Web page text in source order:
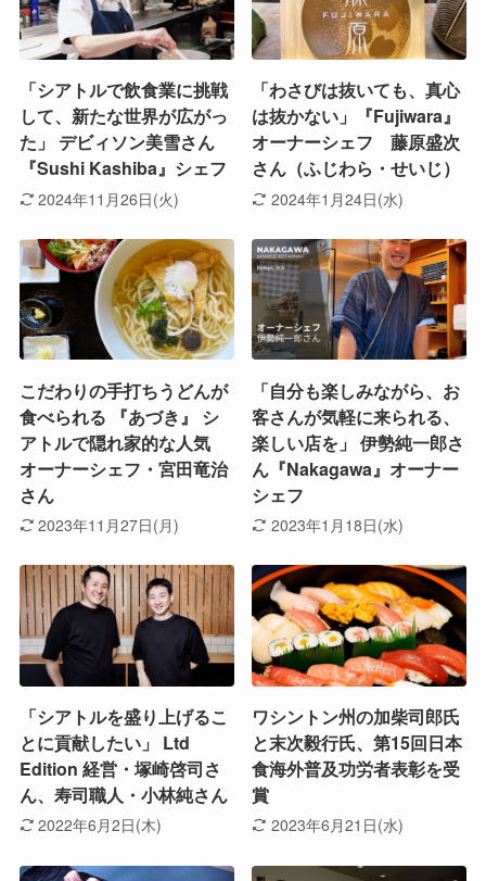
「シアトルで飲食業に挑戦
して、新たな世界が広がっ
た」 デビィソン美雪さん
『Sushi Kashiba』シェフ
2024年11月26日(火)
「わさびは抜いても、真心
は抜かない」『Fujiwara』
オーナーシェフ 藤原盛次
さん（ふじわら・せいじ）
2024年1月24日(水)
こだわりの手打ちうどんが
食べられる 『あづき』 シ
アトルで隠れ家的な人気
オーナーシェフ・宮田竜治
さん
2023年11月27日(月)
「自分も楽しみながら、お
客さんが気軽に来られる、
楽しい店を」 伊勢純一郎さ
ん『Nakagawa』オーナー
シェフ
2023年1月18日(水)
「シアトルを盛り上げるこ
とに貢献したい」 Ltd
Edition 経営・塚崎啓司さ
ん、寿司職人・小林純さん
2022年6月2日(木)
ワシントン州の加柴司郎氏
と末次毅行氏、第15回日本
食海外普及功労者表彰を受
賞
2023年6月21日(水)